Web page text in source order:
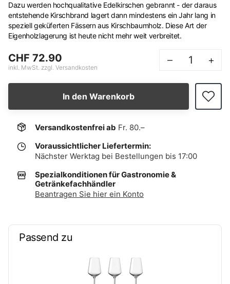
Dazu werden hochqualitative Edelkirschen gebrannt - der daraus
entstehende Kirschbrand lagert dann mindestens ein Jahr lang in
speziell geküferten Fässern aus Kirschbaumholz. Diese Art der
Eigenholzlagerung ist heute nicht mehr weit verbreitet.
CHF 72.90
inkl. MwSt. zzgl. Versandkosten
– +
In den Warenkorb
Versandkostenfrei ab Fr. 80.–
Voraussichtlicher Liefertermin:
Nächster Werktag bei Bestellungen bis 17:00
Spezialkonditionen für Gastronomie &
Getränkefachhändler
Beantragen Sie hier ein Konto
Passend zu